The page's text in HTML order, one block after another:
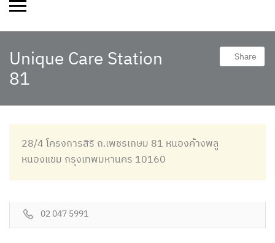
Unique Care Station
81
Share
28/4 โครงการสิริ ถ.เพชรเกษม 81 หนองค้างพลู
หนองแขม กรุงเทพมหานคร 10160
02 047 5991
กายภาพบำบัด
สหคลินิกพีระกายภาพบำบัดและการประกอบโรคศิลปะสา